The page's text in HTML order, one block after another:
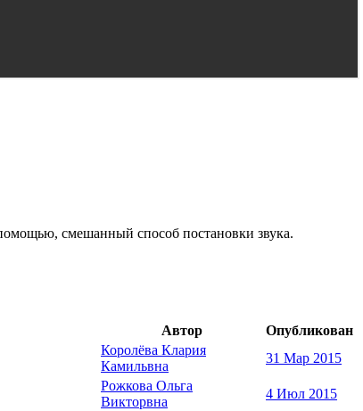
смешанный способ постановки звука.
Автор
Опубликован
Королёва Клария
Камильвна
31 Мар 2015
Рожкова Ольга
Викторвна
4 Июл 2015